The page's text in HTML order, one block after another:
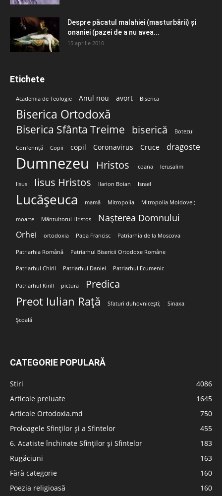
Despre păcatul malahiei (masturbării) şi
onaniei (pazei de a nu avea...
15 aprilie 2010
Etichete
Academia de Teologie Anul nou avort Biserica
Biserica Ortodoxă
Biserica Sfânta Treime biserică Botezul
Conferință Copii copil Coronavirus Cruce dragoste
Dumnezeu Hristos Icoana Ierusalim
Iisus Iisus Hristos Ilarion Boian Israel
Lucășeuca mamă Mitropolia Mitropolia Moldovei;
moarte Mântuitorul Hristos Nașterea Domnului
Orhei ortodoxia Papa Francisc Patriarhia de la Moscova
Patriarhia Română Patriarhul Bisericii Ortodoxe Române
Patriarhul Chiril Patriarhul Daniel Patriarhul Ecumenic
Patriarhul Kirill pictura Predica
Preot Iulian Rață Sfaturi duhovnicești; Sinaxa
Școală
CATEGORIE POPULARĂ
Stiri
4086
Articole preluate
1645
Articole Ortodoxia.md
750
Proloagele Sfinților și a Sfintelor
455
6. Acatiste închinate Sfinților și Sfintelor
183
Rugăciuni
163
Fără categorie
160
Poezia religioasă
160